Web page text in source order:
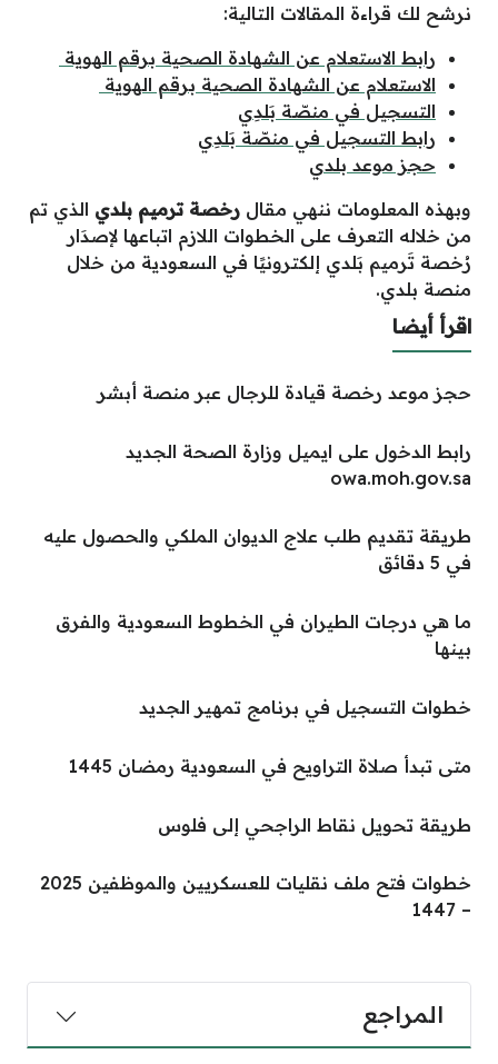
نرشح لك قراءة المقالات التالية:
رابط الاستعلام عن الشهادة الصحية برقم الهوية
الاستعلام عن الشهادة الصحية برقم الهوية
التسجيل في منصّة بَلدِي
رابط التسجيل في منصّة بَلدِي
حجز موعد بلدي
وبهذه المعلومات ننهي مقال رخصة ترميم بلدي الذي تم
من خلاله التعرف على الخطوات اللازم اتباعها لإصدَار
رُخصة تَرميم بَلدي إلكترونيًا في السعودية من خلال
منصة بلدي.
اقرأ أيضا
حجز موعد رخصة قيادة للرجال عبر منصة أبشر
رابط الدخول على ايميل وزارة الصحة الجديد
owa.moh.gov.sa
طريقة تقديم طلب علاج الديوان الملكي والحصول عليه
في 5 دقائق
ما هي درجات الطيران في الخطوط السعودية والفرق
بينها
خطوات التسجيل في برنامج تمهير الجديد
متى تبدأ صلاة التراويح في السعودية رمضان 1445
طريقة تحويل نقاط الراجحي إلى فلوس
خطوات فتح ملف نقليات للعسكريين والموظفين 2025
– 1447
المراجع